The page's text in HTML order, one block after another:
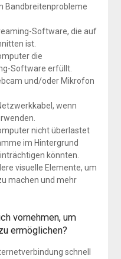
Bandbreitenprobleme
Software, die auf
ist.
die
Software erfüllt.
und/oder Mikrofon
wenn
nicht überlastet
im Hintergrund
könnten.
visuelle Elemente, um
machen und mehr
vornehmen, um
ermöglichen?
schnell